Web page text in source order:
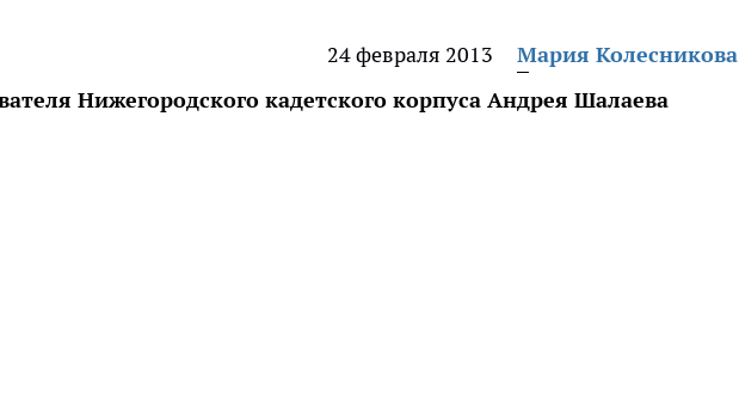
24 февраля 2013
Мария Колесникова
Нижегородского кадетского корпуса Андрея Шалаева